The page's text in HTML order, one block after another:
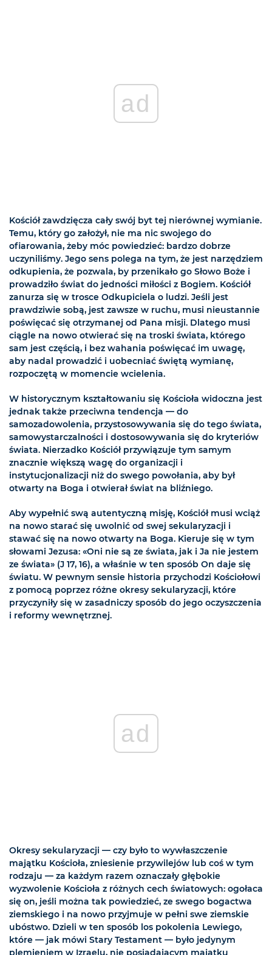
ad
Kościół zawdzięcza cały swój byt tej nierównej wymianie.
Temu, który go założył, nie ma nic swojego do
ofiarowania, żeby móc powiedzieć: bardzo dobrze
uczyniliśmy. Jego sens polega na tym, że jest narzędziem
odkupienia, że pozwala, by przenikało go Słowo Boże i
prowadziło świat do jedności miłości z Bogiem. Kościół
zanurza się w trosce Odkupiciela o ludzi. Jeśli jest
prawdziwie sobą, jest zawsze w ruchu, musi nieustannie
poświęcać się otrzymanej od Pana misji. Dlatego musi
ciągle na nowo otwierać się na troski świata, którego
sam jest częścią, i bez wahania poświęcać im uwagę,
aby nadal prowadzić i uobecniać świętą wymianę,
rozpoczętą w momencie wcielenia.
W historycznym kształtowaniu się Kościoła widoczna jest
jednak także przeciwna tendencja — do
samozadowolenia, przystosowywania się do tego świata,
samowystarczalności i dostosowywania się do kryteriów
świata. Nierzadko Kościół przywiązuje tym samym
znacznie większą wagę do organizacji i
instytucjonalizacji niż do swego powołania, aby był
otwarty na Boga i otwierał świat na bliźniego.
Aby wypełnić swą autentyczną misję, Kościół musi wciąż
na nowo starać się uwolnić od swej sekularyzacji i
stawać się na nowo otwarty na Boga. Kieruje się w tym
słowami Jezusa: «Oni nie są ze świata, jak i Ja nie jestem
ze świata» (J 17, 16), a właśnie w ten sposób On daje się
światu. W pewnym sensie historia przychodzi Kościołowi
z pomocą poprzez różne okresy sekularyzacji, które
przyczyniły się w zasadniczy sposób do jego oczyszczenia
i reformy wewnętrznej.
ad
Okresy sekularyzacji — czy było to wywłaszczenie
majątku Kościoła, zniesienie przywilejów lub coś w tym
rodzaju — za każdym razem oznaczały głębokie
wyzwolenie Kościoła z różnych cech światowych: ogołaca
się on, jeśli można tak powiedzieć, ze swego bogactwa
ziemskiego i na nowo przyjmuje w pełni swe ziemskie
ubóstwo. Dzieli w ten sposób los pokolenia Lewiego,
które — jak mówi Stary Testament — było jedynym
plemieniem w Izraelu, nie posiadającym majątku